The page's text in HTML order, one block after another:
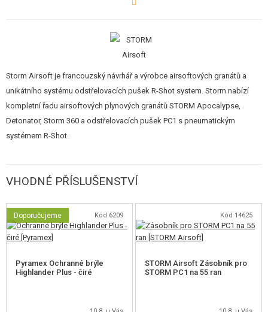
oboustranná. Pozice zcela vpředu odpovídá 100% výkonu, 2. poloha 85%,
Při střelbě elektromagnet uvolňuje vzduch stlačený v nádržce, který
vystřeluje kuličkukonzistentní úsťovou rychlostí, což jí zajišťuje
vynikající stabilitu výkonu. K napájení elektromagnetu je zapotřebí baterie -
doporučuje se11,1V Li-Po.
Velmi kompaktní(625 mm bez tlumiče) avelmi lehká(1,6 kg)
konstrukce "R-Shot System" umožňuje odstřelovači velkou
(6,05 x 417 mm). Zásobník má kapacitu 55 kuliček, hop-up gumička a
Storm Airsoft je francouzský návrhář a výrobce airsoftových granátů a
unikátního systému odstřelovacích pušek R-Shot system. Storm nabízí
kompletní řadu airsoftových plynových granátů STORM Apocalypse,
Detonator, Storm 360 a odstřelovacích pušek PC1 s pneumatickým
systémem R-Shot.
VHODNÉ PŘÍSLUŠENSTVÍ
Doporučujeme Kód 6209
Pyramex Ochranné brýle
Highlander Plus - čiré
Kód 14625
STORM Airsoft Zásobník pro
STORM PC1 na 55 ran